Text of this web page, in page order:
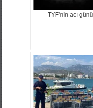
TYF’nin acı günü